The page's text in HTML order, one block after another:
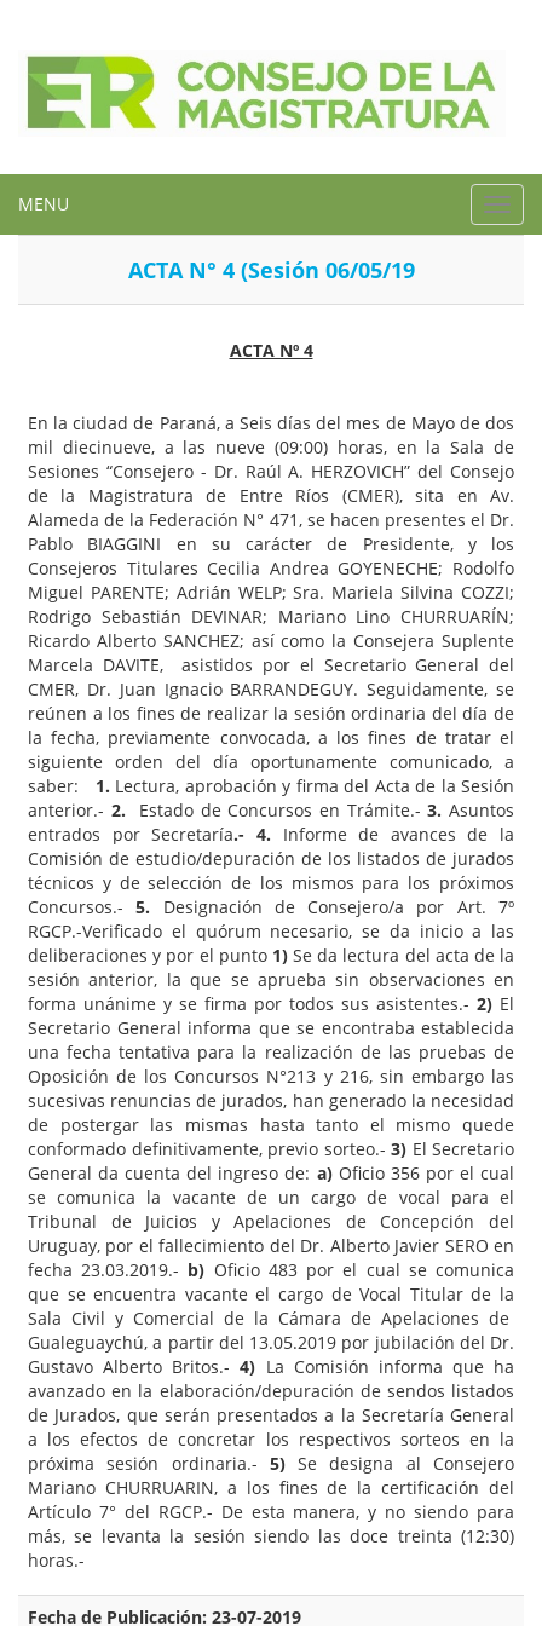
MENU
ACTA N° 4 (Sesión 06/05/19
ACTA Nº 4
En la ciudad de Paraná, a Seis días del mes de Mayo de dos
mil diecinueve, a las nueve (09:00) horas, en la Sala de
Sesiones “Consejero - Dr. Raúl A. HERZOVICH” del Consejo
de la Magistratura de Entre Ríos (CMER), sita en Av.
Alameda de la Federación N° 471, se hacen presentes el Dr.
Pablo BIAGGINI en su carácter de Presidente, y los
Consejeros Titulares Cecilia Andrea GOYENECHE; Rodolfo
Miguel PARENTE; Adrián WELP; Sra. Mariela Silvina COZZI;
Rodrigo Sebastián DEVINAR; Mariano Lino CHURRUARÍN;
Ricardo Alberto SANCHEZ; así como la Consejera Suplente
Marcela DAVITE, asistidos por el Secretario General del
CMER, Dr. Juan Ignacio BARRANDEGUY. Seguidamente, se
reúnen a los fines de realizar la sesión ordinaria del día de
la fecha, previamente convocada, a los fines de tratar el
siguiente orden del día oportunamente comunicado, a
saber:
1. Lectura, aprobación y firma del Acta de la Sesión
anterior.- 2. Estado de Concursos en Trámite.- 3.Asuntos
entrados por Secretaría.- 4. Informe de avances de la
Comisión de estudio/depuración de los listados de jurados
técnicos y de selección de los mismos para los próximos
Concursos.- 5. Designación de Consejero/a por Art. 7º
RGCP.-Verificado el quórum necesario, se da inicio a las
deliberaciones y por el punto 1)Se da lectura del acta de la
sesión anterior, la que se aprueba sin observaciones en
forma unánime y se firma por todos sus asistentes.- 2) El
Secretario General informa que se encontraba establecida
una fecha tentativa para la realización de las pruebas de
Oposición de los Concursos N°213 y 216, sin embargo las
sucesivas renuncias de jurados, han generado la necesidad
de postergar las mismas hasta tanto el mismo quede
conformado definitivamente, previo sorteo.- 3) El Secretario
General da cuenta del ingreso de: a) Oficio 356 por el cual
se comunica la vacante de un cargo de vocal para el
Tribunal de Juicios y Apelaciones de Concepción del
Uruguay, por el fallecimiento del Dr. Alberto Javier SERO en
fecha 23.03.2019.- b) Oficio 483 por el cual se comunica
que se encuentra vacante el cargo de Vocal Titular de la
Sala Civil y Comercial de la Cámara de Apelaciones de
Gualeguaychú, a partir del 13.05.2019 por jubilación del Dr.
Gustavo Alberto Britos.-4) La Comisión informa que ha
avanzado en la elaboración/depuración de sendos listados
de Jurados, que serán presentados a la Secretaría General
a los efectos de concretar los respectivos sorteos en la
próxima sesión ordinaria.- 5)Se designa al Consejero
Mariano CHURRUARIN, a los fines de la certificación del
Artículo 7° del RGCP.- De esta manera, y no siendo para
más, se levanta la sesión siendo las doce treinta (12:30)
horas.-
Fecha de Publicación: 23-07-2019